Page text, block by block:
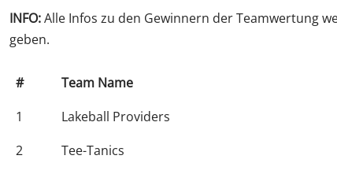
INFO:Alle Infos zu den Gewinnern der Teamwertung
geben.
# Team Name
1
Lakeball Providers
2
Tee-Tanics